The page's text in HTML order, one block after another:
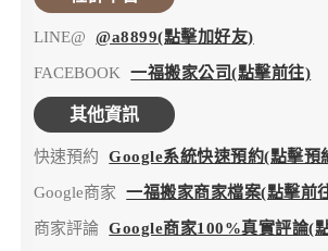
LINE@ @a8899(點擊加好友)
FACEBOOK 一福搬家公司(點擊前往)
其他資訊
快速預約 Google系統快速預約(點擊預
Google商家 一福搬家商家檔案(點擊前
商家評論 Google商家100%真實評論(